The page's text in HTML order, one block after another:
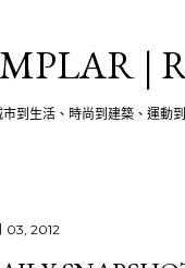
|
到生活、時尚到建築、運動
03, 2012